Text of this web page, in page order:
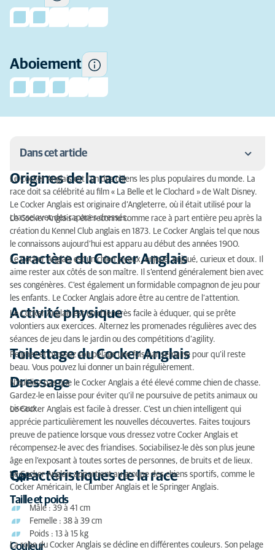
Aboiement
Dans cet article
Origines de la race
Caractère du Cocker Anglais
Activité physique
Toilettage du Cocker Anglais
Dressage
Caractéristiques de la race
Maladies héréditaires
Alimentation
Commerce incontrôlé ou illégal de chiens
Adopter un chien
Origines de la race
Le Cocker Anglais est l’un des chiens les plus populaires du monde. La
race doit sa célébrité au film « La Belle et le Clochard » de Walt Disney.
Le Cocker Anglais est originaire d’Angleterre, où il était utilisé pour la
chasse avec des rapaces dressés.
Le Cocker Anglais a été reconnu comme race à part entière peu après la
création du Kennel Club anglais en 1873. Le Cocker Anglais tel que nous
le connaissons aujourd’hui est apparu au début des années 1900.
Caractère du Cocker Anglais
Le Cocker Anglais est un chien joyeux, enjoué, enjoué, curieux et doux. Il
aime rester aux côtés de son maître. Il s’entend généralement bien avec
ses congénères. C’est également un formidable compagnon de jeu pour
les enfants. Le Cocker Anglais adore être au centre de l’attention.
Activité physique
Le Cocker Anglais est un chien très facile à éduquer, qui se prête
volontiers aux exercices. Alternez les promenades régulières avec des
séances de jeu dans le jardin ou des compétitions d’agility.
Toilettage du Cocker Anglais
Peignez et brossez son pelage une fois par semaine pour qu’il reste
beau. Vous pouvez lui donner un bain régulièrement.
Dressage
N’oubliez pas que le Cocker Anglais a été élevé comme chien de chasse.
Gardez-le en laisse pour éviter qu’il ne poursuive de petits animaux ou
oiseaux.
Le Cocker Anglais est facile à dresser. C’est un chien intelligent qui
apprécie particulièrement les nouvelles découvertes. Faites toujours
preuve de patience lorsque vous dressez votre Cocker Anglais et
récompensez-le avec des friandises. Sociabilisez-le dès son plus jeune
âge en l’exposant à toutes sortes de personnes, de bruits et de lieux.
Caractéristiques de la race
Type
Le Cocker Anglais appartient au groupe des chiens sportifs, comme le
Cocker Américain, le Clumber Anglais et le Springer Anglais.
Taille et poids
Mâle : 39 à 41 cm
Femelle : 38 à 39 cm
Poids : 13 à 15 kg
Couleur
La robe du Cocker Anglais se décline en différentes couleurs. Son pelage